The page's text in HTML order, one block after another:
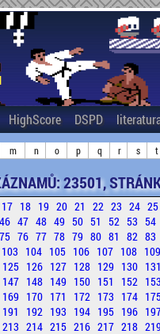
HighScore DSPD
m n o p q r s t
23501,
17 18 19 20 21 22 23 24 25
46 47 48 49 50 51 52 53 54
75 76 77 78 79 80 81 82 83
103 104 105 106 107 108 109
125 126 127 128 129 130 131
147 148 149 150 151 152 153
169 170 171 172 173 174
191 192 193 194 195 196
213 214 215 216 217 218